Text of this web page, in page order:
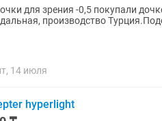
для зрения -0,5 покупали
производство
14 июля
hyperlight